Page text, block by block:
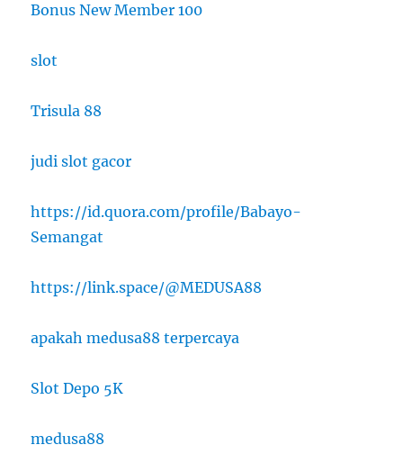
Bonus New Member 100
slot
Trisula 88
judi slot gacor
https://id.quora.com/profile/Babayo-
Semangat
https://link.space/@MEDUSA88
apakah medusa88 terpercaya
Slot Depo 5K
medusa88